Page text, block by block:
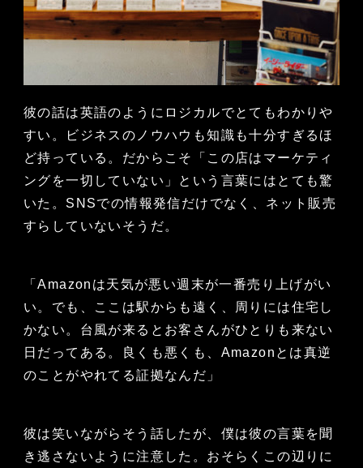
彼の話は英語のようにロジカルでとてもわかりや
すい。ビジネスのノウハウも知識も十分すぎるほ
ど持っている。だからこそ「この店はマーケティ
ングを一切していない」という言葉にはとても驚
いた。SNSでの情報発信だけでなく、ネット販売
すらしていないそうだ。
「Amazonは天気が悪い週末が一番売り上げがい
い。でも、ここは駅からも遠く、周りには住宅し
かない。台風が来るとお客さんがひとりも来ない
日だってある。良くも悪くも、Amazonとは真逆
のことがやれてる証拠なんだ」
彼は笑いながらそう話したが、僕は彼の言葉を聞
き逃さないように注意した。おそらくこの辺りに